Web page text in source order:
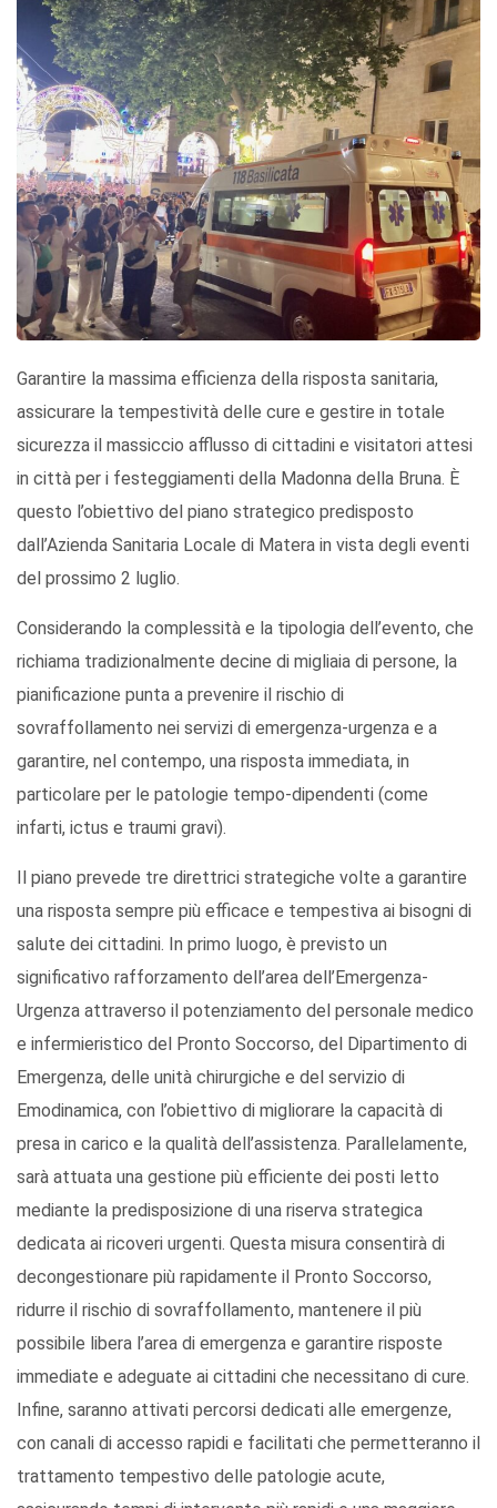
Garantire la massima efficienza della risposta sanitaria,
assicurare la tempestività delle cure e gestire in totale
sicurezza il massiccio afflusso di cittadini e visitatori attesi
in città per i festeggiamenti della Madonna della Bruna. È
questo l’obiettivo del piano strategico predisposto
dall’Azienda Sanitaria Locale di Matera in vista degli eventi
del prossimo 2 luglio.
Considerando la complessità e la tipologia dell’evento, che
richiama tradizionalmente decine di migliaia di persone, la
pianificazione punta a prevenire il rischio di
sovraffollamento nei servizi di emergenza-urgenza e a
garantire, nel contempo, una risposta immediata, in
particolare per le patologie tempo-dipendenti (come
infarti, ictus e traumi gravi).
Il piano prevede tre direttrici strategiche volte a garantire
una risposta sempre più efficace e tempestiva ai bisogni di
salute dei cittadini. In primo luogo, è previsto un
significativo rafforzamento dell’area dell’Emergenza-
Urgenza attraverso il potenziamento del personale medico
e infermieristico del Pronto Soccorso, del Dipartimento di
Emergenza, delle unità chirurgiche e del servizio di
Emodinamica, con l’obiettivo di migliorare la capacità di
presa in carico e la qualità dell’assistenza. Parallelamente,
sarà attuata una gestione più efficiente dei posti letto
mediante la predisposizione di una riserva strategica
dedicata ai ricoveri urgenti. Questa misura consentirà di
decongestionare più rapidamente il Pronto Soccorso,
ridurre il rischio di sovraffollamento, mantenere il più
possibile libera l’area di emergenza e garantire risposte
immediate e adeguate ai cittadini che necessitano di cure.
Infine, saranno attivati percorsi dedicati alle emergenze,
con canali di accesso rapidi e facilitati che permetteranno il
trattamento tempestivo delle patologie acute,